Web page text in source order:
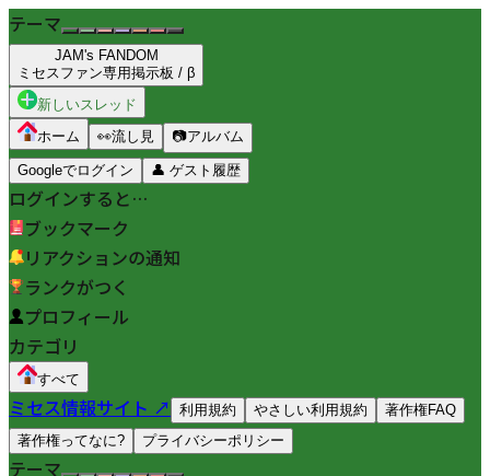
テーマ
JAM's FANDOM
ミセスファン専用掲示板 / β
新しいスレッド
ホーム
👀流し見 📷アルバム
Googleでログイン 👤 ゲスト履歴
ログインすると…
ブックマーク
リアクションの通知
ランクがつく
プロフィール
カテゴリ
すべて
ミセス情報サイト ↗ 利用規約 やさしい利用規約
著作権FAQ
著作権ってなに?
プライバシーポリシー
テーマ